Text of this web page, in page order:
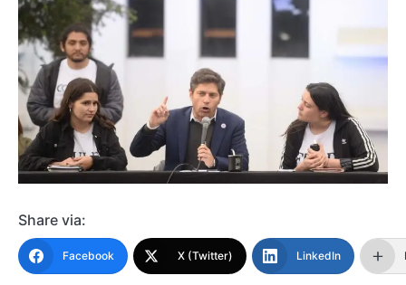
Share via:
Facebook X (Twitter) LinkedIn